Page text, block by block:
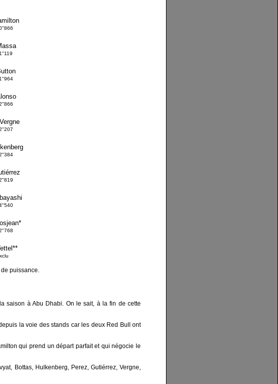
puissance.
saison à Abu Dhabi. On le sait, à la fin de cette
la voie des stands car les deux Red Bull ont
qui prend un départ parfait et qui négocie le
Bottas, Hulkenberg, Perez, Gutiérrez, Vergne,